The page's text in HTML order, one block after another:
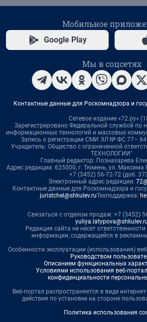
Мобильное
Google Play
Мы в соцсетях
Контактные данные для Роскомнадзора и
Сетевое издание «72.ру»
Зарегистрировано Федеральной службой по
информационных технологий и массовых
Запись о регистрации СМИ ЭЛ № ФС 77–
Учредитель: Общество с ограниченной
ТЕХНОЛОГИИ"
Главный редактор: Познахарева
Адрес редакции: 625000, г. Тюмень, ул. Максима
+7 (3452) 56-72-72 (доб.
Электронный адрес редакции:
Контактные данные для Роскомнадзора и
juristchel@shkulev.ruТехподдержка:
Связаться с отделом продаж: +7 (3452)
Редакция сайта не несет
информации, содержащейся в
Особенности эксплуатации (использования)
Руководством
Описанием функциональных
Условиями использования веб-
конфиденциальности
Веб-портал распространяется в виде
действия по установке на стороне
Политика использования